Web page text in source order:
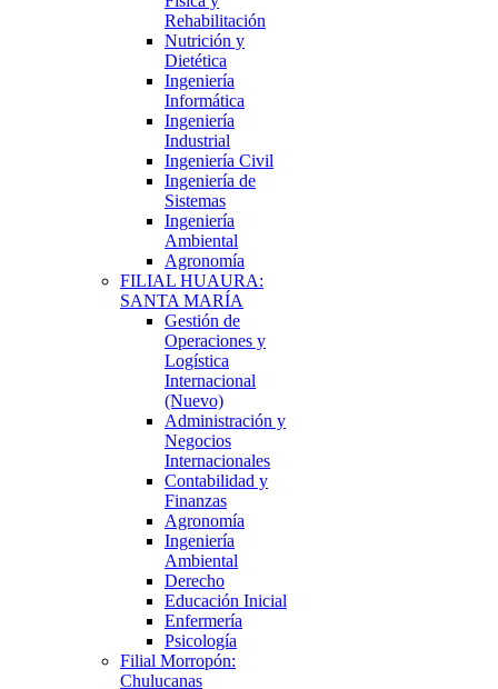
Rehabilitación
Nutrición y
Dietética
Ingeniería
Informática
Ingeniería
Industrial
Ingeniería Civil
Ingeniería de
Sistemas
Ingeniería
Ambiental
Agronomía
FILIAL HUAURA:
SANTA MARÍA
Gestión de
Operaciones y
Logística
Internacional
(Nuevo)
Administración y
Negocios
Internacionales
Contabilidad y
Finanzas
Agronomía
Ingeniería
Ambiental
Derecho
Educación Inicial
Enfermería
Psicología
Filial Morropón:
Chulucanas